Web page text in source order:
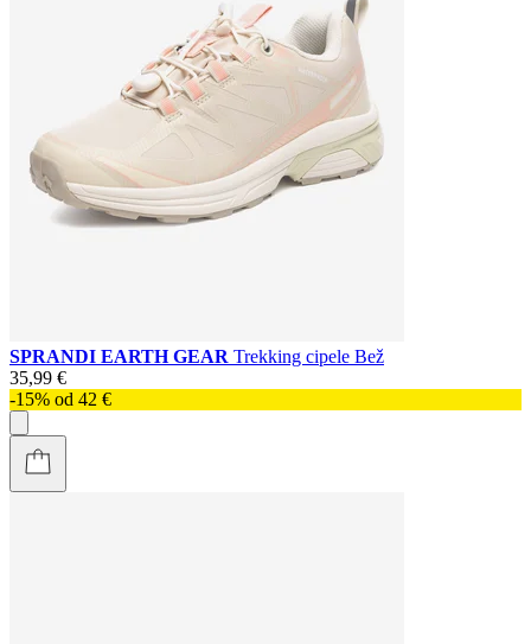
SPRANDI EARTH GEAR Trekking cipele Bež
35,99 €
-15% od 42 €